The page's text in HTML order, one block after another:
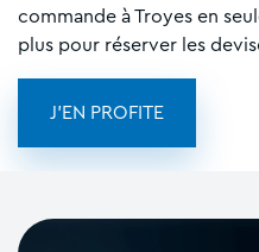
commande à Troyes en
plus pour réserver les
J'EN PROFITE